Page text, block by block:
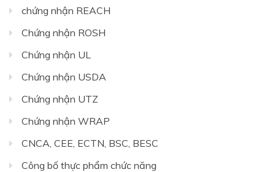
chứng nhận REACH
Chứng nhận ROSH
Chứng nhận UL
Chứng nhận USDA
Chứng nhận UTZ
Chứng nhận WRAP
CNCA, CEE, ECTN, BSC, BESC
Công bố thực phẩm chức năng